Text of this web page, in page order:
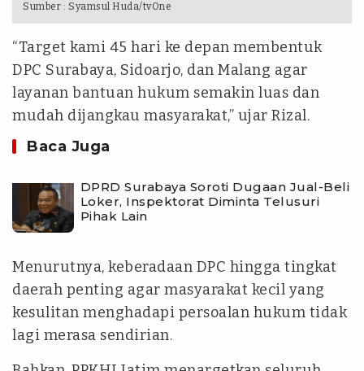
Sumber : Syamsul Huda/tvOne
“Target kami 45 hari ke depan membentuk
DPC Surabaya, Sidoarjo, dan Malang agar
layanan bantuan hukum semakin luas dan
mudah dijangkau masyarakat,” ujar Rizal.
Baca Juga
DPRD Surabaya Soroti Dugaan Jual-Beli
Loker, Inspektorat Diminta Telusuri
Pihak Lain
Menurutnya, keberadaan DPC hingga tingkat
daerah penting agar masyarakat kecil yang
kesulitan menghadapi persoalan hukum tidak
lagi merasa sendirian.